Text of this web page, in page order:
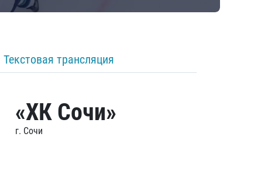
Текстовая трансляция
«ХК Сочи»
г. Сочи